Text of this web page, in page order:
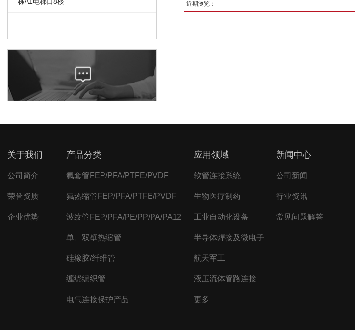
近期浏览：
关于我们
公司简介
荣誉资质
企业优势
产品分类
氟套管FEP/PFA/PTFE/PVDF
氟热缩管FEP/PFA/PTFE/PVDF
波纹管FEP/PFA/PE/PP/PA/PA12
单、双壁热缩管
硅橡胶/纤维管
缠绕编织管
电气连接保护产品
应用领域
软管连接系统
生物医疗制药
工业自动化设备
半导体焊接及微电子
航天军工
液压流体管路连接
更多
新闻中心
公司新闻
行业资讯
常见问题解答